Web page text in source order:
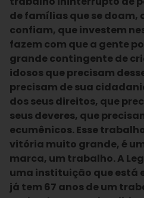
de famílias que se doam,
confiam, que investem
fazem com que a gente
grande contingente de
idosos que precisam
precisam de sua
dos seus direitos, que
seus deveres, que
ecumênicos. Esse
vitória muito grande, é
marca, um trabalho. A
uma instituição que está
já tem 67 anos de um